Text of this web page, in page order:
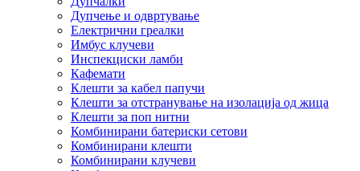
Дупчење и одвртување
Електрични греалки
Имбус клучеви
Инспекциски ламби
Кафемати
Клешти за кабел папучи
Клешти за отстранување на изолација од жица
Клешти за поп нитни
Комбинирани батериски сетови
Комбинирани клешти
Комбинирани клучеви